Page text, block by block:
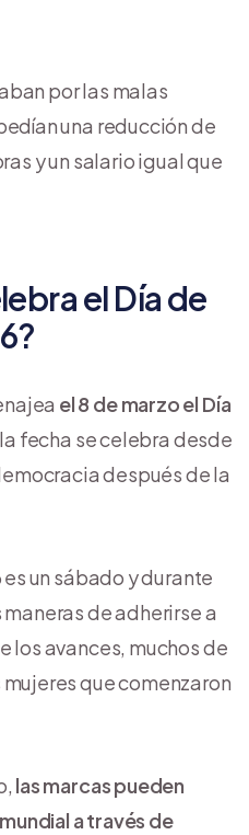
por las malas
una reducción de
y un salario igual que
el Día de
el 8 de marzo el Día
fecha se celebra desde
después de la
un sábado y durante
de adherirse a
los avances, muchos de
que comenzaron
las marcas pueden
a través de